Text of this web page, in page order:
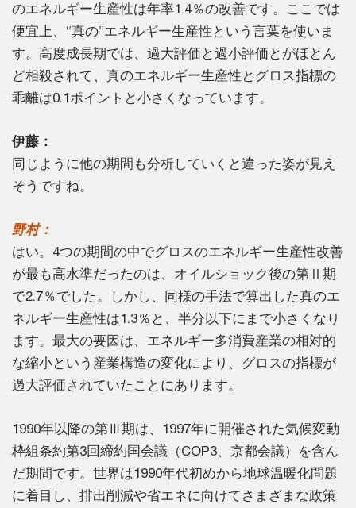
のエネルギー生産性は年率1.4％の改善です。ここでは
便宜上、“真の”エネルギー生産性という言葉を使いま
す。高度成長期では、過大評価と過小評価とがほとん
ど相殺されて、真のエネルギー生産性とグロス指標の
乖離は0.1ポイントと小さくなっています。
伊藤：
同じように他の期間も分析していくと違った姿が見え
そうですね。
野村：
はい。4つの期間の中でグロスのエネルギー生産性改善
が最も高水準だったのは、オイルショック後の第Ⅱ期
で2.7％でした。しかし、同様の手法で算出した真のエ
ネルギー生産性は1.3％と、半分以下にまで小さくなり
ます。最大の要因は、エネルギー多消費産業の相対的
な縮小という産業構造の変化により、グロスの指標が
過大評価されていたことにあります。
1990年以降の第Ⅲ期は、1997年に開催された気候変動
枠組条約第3回締約国会議（COP3、京都会議）を含ん
だ期間です。世界は1990年代初めから地球温暖化問題
に着目し、排出削減や省エネに向けてさまざまな政策